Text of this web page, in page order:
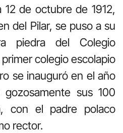
de octubre de 1912,
del Pilar, se puso a su
piedra del Colegio
colegio escolapio
se inauguró en el año
sus 100
con el padre polaco
rector.